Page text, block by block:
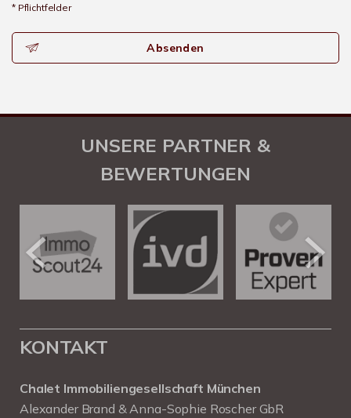
* Pflichtfelder
Absenden
UNSERE PARTNER &
BEWERTUNGEN
KONTAKT
Chalet Immobiliengesellschaft München
Alexander Brand & Anna-Sophie Roscher GbR